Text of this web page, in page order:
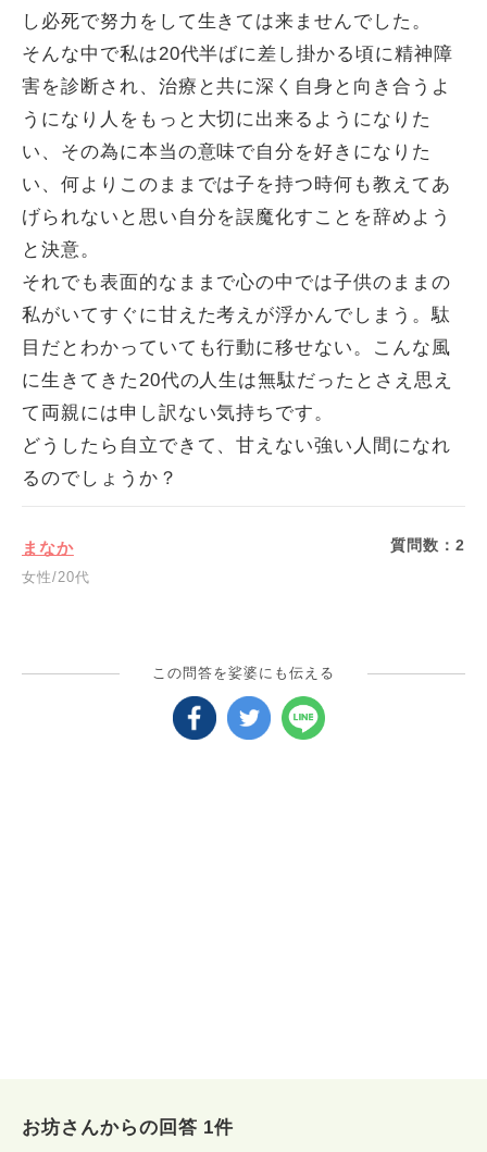
し必死で努力をして生きては来ませんでした。
そんな中で私は20代半ばに差し掛かる頃に精神障
害を診断され、治療と共に深く自身と向き合うよ
うになり人をもっと大切に出来るようになりた
い、その為に本当の意味で自分を好きになりた
い、何よりこのままでは子を持つ時何も教えてあ
げられないと思い自分を誤魔化すことを辞めよう
と決意。
それでも表面的なままで心の中では子供のままの
私がいてすぐに甘えた考えが浮かんでしまう。駄
目だとわかっていても行動に移せない。こんな風
に生きてきた20代の人生は無駄だったとさえ思え
て両親には申し訳ない気持ちです。
どうしたら自立できて、甘えない強い人間になれ
るのでしょうか？
まなか
女性/20代
質問数：2
この問答を娑婆にも伝える
お坊さんからの回答 1件